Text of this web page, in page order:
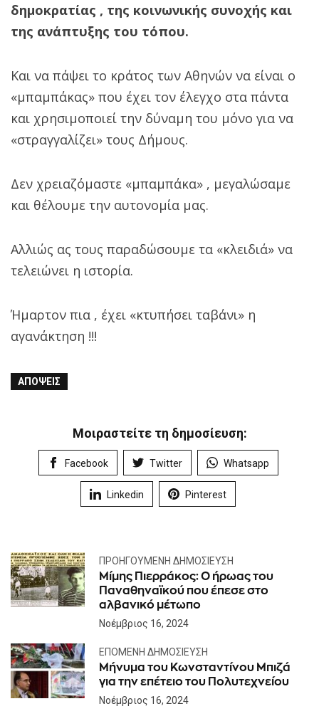
δημοκρατίας , της κοινωνικής συνοχής και
της ανάπτυξης του τόπου.
Και να πάψει το κράτος των Αθηνών να είναι ο
«μπαμπάκας» που έχει τον έλεγχο στα πάντα
και χρησιμοποιεί την δύναμη του μόνο για να
«στραγγαλίζει» τους Δήμους.
Δεν χρειαζόμαστε «μπαμπάκα» , μεγαλώσαμε
και θέλουμε την αυτονομία μας.
Αλλιώς ας τους παραδώσουμε τα «κλειδιά» να
τελειώνει η ιστορία.
Ήμαρτον πια , έχει «κτυπήσει ταβάνι» η
αγανάκτηση !!!
ΑΠΌΨΕΙΣ
Μοιραστείτε τη δημοσίευση:
Facebook Twitter Whatsapp
Linkedin Pinterest
ΠΡΟΗΓΟΎΜΕΝΗ ΔΗΜΟΣΊΕΥΣΗ
Μίμης Πιερράκος: O ήρωας του
Παναθηναϊκού που έπεσε στο
αλβανικό μέτωπο
Νοέμβριος 16, 2024
ΕΠΌΜΕΝΗ ΔΗΜΟΣΊΕΥΣΗ
Μήνυμα του Κωνσταντίνου Μπιζά
για την επέτειο του Πολυτεχνείου
Νοέμβριος 16, 2024